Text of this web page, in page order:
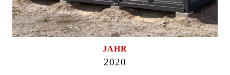
JAHR
2020